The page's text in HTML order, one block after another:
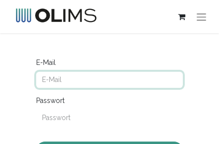
E-Mail
Passwort